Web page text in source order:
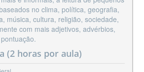
no clima, política, geografia,
música, cultura, religião, sociedade,
com mais adjetivos, advérbios,
(2 horas por aula)